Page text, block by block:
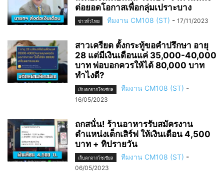
ต่อยอดโอกาสเพื่อกลุ่มเปราะบาง
ข่าวทั่วไทย ทีมงาน CM108 (ST) - 17/11/2023
สาวเครียด ตั้งกระทู้ขอคำปรึกษา อายุ
28 แต่มีเงินเดือนแค่ 35,000-40,000
บาท พ่อบอกควรให้ได้ 80,000 บาท
ทำไงดี?
เก็บตกจากโซเชียล ทีมงาน CM108 (ST) -
16/05/2023
ถกสนั่น! ร้านอาหารรับสมัครงาน
ตำแหน่งเด็กเสิร์ฟ ให้เงินเดือน 4,500
บาท + ทิปรายวัน
เก็บตกจากโซเชียล ทีมงาน CM108 (ST) -
06/05/2023